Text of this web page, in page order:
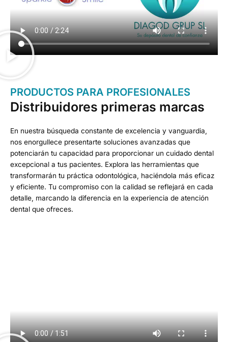
PRODUCTOS PARA PROFESIONALES
Distribuidores primeras marcas
En nuestra búsqueda constante de excelencia y vanguardia,
nos enorgullece presentarte soluciones avanzadas que
potenciarán tu capacidad para proporcionar un cuidado dental
excepcional a tus pacientes. Explora las herramientas que
transformarán tu práctica odontológica, haciéndola más eficaz
y eficiente. Tu compromiso con la calidad se reflejará en cada
detalle, marcando la diferencia en la experiencia de atención
dental que ofreces.